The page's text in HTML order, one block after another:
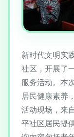
新时代文明实
社区，开展了
服务活动。本
居民健康素养
活动现场，来
平社区居民提